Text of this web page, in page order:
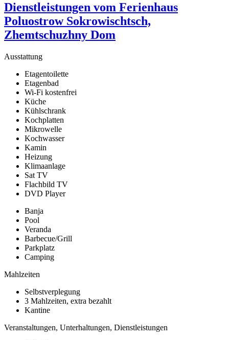
Dienstleistungen vom Ferienhaus
Poluostrow Sokrowischtsch,
Zhemtschuzhny Dom
Ausstattung
Etagentoilette
Etagenbad
Wi-Fi kostenfrei
Küche
Kühlschrank
Kochplatten
Mikrowelle
Kochwasser
Kamin
Heizung
Klimaanlage
Sat TV
Flachbild TV
DVD Player
Banja
Pool
Veranda
Barbecue/Grill
Parkplatz
Camping
Mahlzeiten
Selbstverplegung
3 Mahlzeiten, extra bezahlt
Kantine
Veranstaltungen, Unterhaltungen, Dienstleistungen